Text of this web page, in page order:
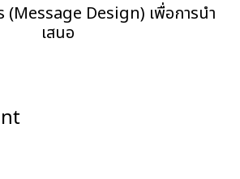
(Message Design) เพื่อการนำ
เสนอ